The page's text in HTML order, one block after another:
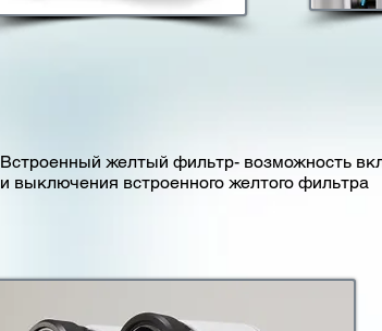
Встроенный желтый фильтр- возможность
и выключения встроенного желтого фильтра